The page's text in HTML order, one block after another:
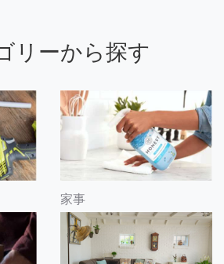
リーから探す
家事